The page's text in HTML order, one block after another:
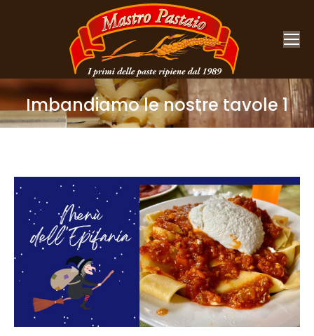
Imbandiamo le nostre tavole 1
You are here: